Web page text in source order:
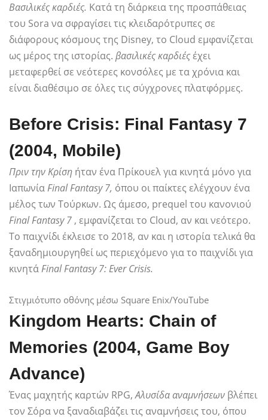
Βασιλικές καρδιές. Κατά τη διάρκεια της προσπάθειας
του Sora να σφραγίσει τις κλειδαρότρυπες σε
διάφορους κόσμους της Disney, το Cloud εμφανίζεται
ως μέρος της ιστορίας. βασιλικές καρδιέςέχει
μεταφερθεί σε νεότερες κονσόλες με τα χρόνια και
είναι διαθέσιμο σε όλες τις σύγχρονες πλατφόρμες.
Before Crisis: Final Fantasy 7
(2004, Mobile)
Πριν την Κρίση ήταν ένα Πρίκουελ για κινητά μόνο για
ΙαπωνίαFinal Fantasy 7, όπου οι παίκτες ελέγχουν ένα
μέλος των Τούρκων. Ως άμεσο, prequel του κανονιού
Final Fantasy 7 , εμφανίζεται το Cloud, αν και νεότερο.
Το παιχνίδι έκλεισε το 2018, αν και η ιστορία τελικά θα
ξαναδημιουργηθεί ως περιεχόμενο για το παιχνίδι για
κινητάFinal Fantasy 7: Ever Crisis.
Στιγμιότυπο οθόνης μέσω Square Enix/YouTube
Kingdom Hearts: Chain of
Memories (2004, Game Boy
Advance)
Ένας μαχητής καρτών RPG,Αλυσίδα αναμνήσεων βλέπει
τον Σόρα να ξαναδιαβάζει τις αναμνήσεις του, όπου